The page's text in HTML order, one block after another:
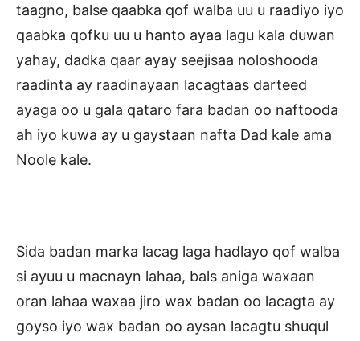
taagno, balse qaabka qof walba uu u raadiyo iyo
qaabka qofku uu u hanto ayaa lagu kala duwan
yahay, dadka qaar ayay seejisaa noloshooda
raadinta ay raadinayaan lacagtaas darteed
ayaga oo u gala qataro fara badan oo naftooda
ah iyo kuwa ay u gaystaan nafta Dad kale ama
Noole kale.
Sida badan marka lacag laga hadlayo qof walba
si ayuu u macnayn lahaa, bals aniga waxaan
oran lahaa waxaa jiro wax badan oo lacagta ay
goyso iyo wax badan oo aysan lacagtu shuqul